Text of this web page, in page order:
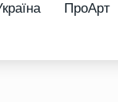
ПроАрт